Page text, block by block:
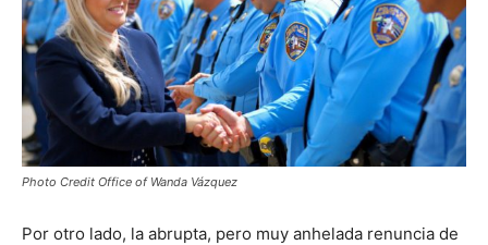
Photo Credit Office of Wanda Vázquez
Por otro lado, la abrupta, pero muy anhelada renuncia de